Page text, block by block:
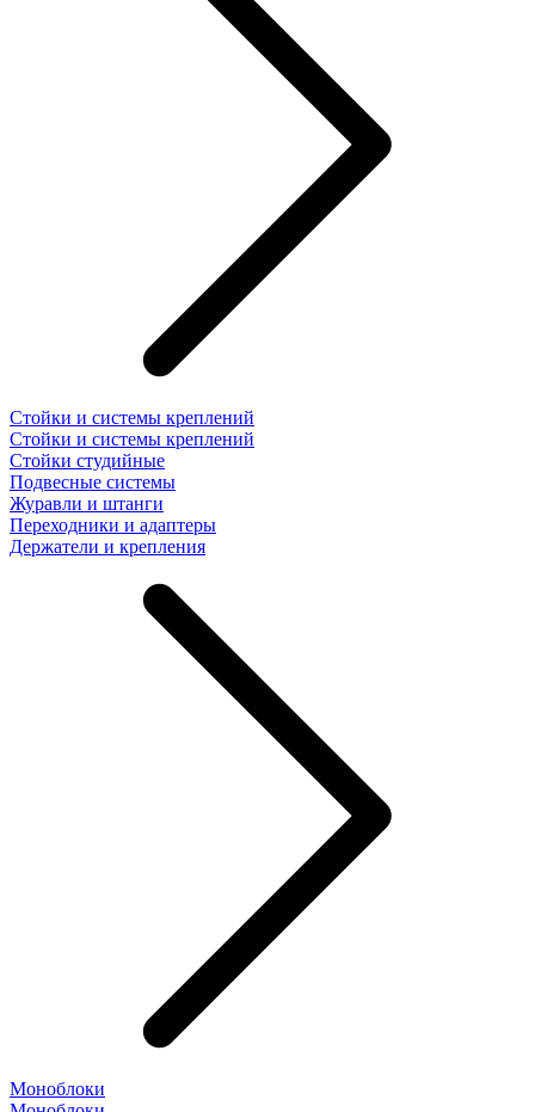
Стойки и системы креплений
Стойки и системы креплений
Стойки студийные
Подвесные системы
Журавли и штанги
Переходники и адаптеры
Держатели и крепления
Моноблоки